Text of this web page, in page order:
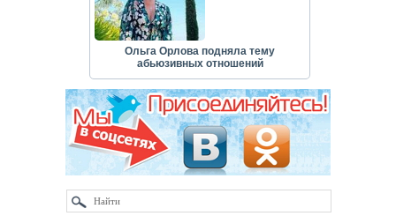
Ольга Орлова подняла тему
абьюзивных отношений